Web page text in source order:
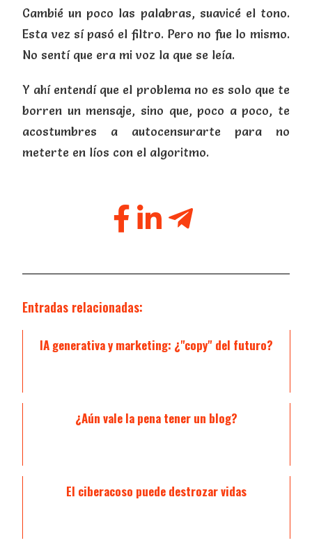
Cambié un poco las palabras, suavicé el tono.
Esta vez sí pasó el filtro. Pero no fue lo mismo.
No sentí que era mi voz la que se leía.
Y ahí entendí que el problema no es solo que te
borren un mensaje, sino que, poco a poco, te
acostumbres a autocensurarte para no
meterte en líos con el algoritmo.
Entradas relacionadas:
IA generativa y marketing: ¿"copy" del futuro?
¿Aún vale la pena tener un blog?
El ciberacoso puede destrozar vidas